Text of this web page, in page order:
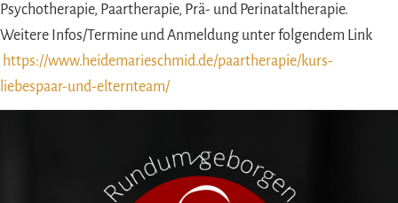
Psychotherapie, Paartherapie, Prä- und Perinataltherapie.
Weitere Infos/Termine und Anmeldung unter folgendem Link
https://www.heidemarieschmid.de/paartherapie/kurs-
liebespaar-und-elternteam/
Back
To